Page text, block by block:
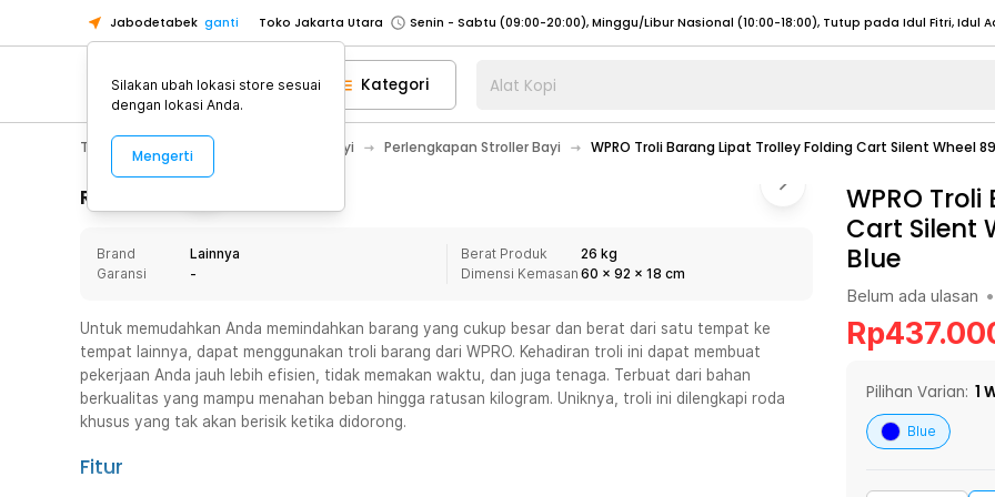
Jabodetabek ganti Toko Jakarta Utara
Toko Tangerang
Toko Cikupa
Pick n Go Jakarta Barat
Senin - Jumat (07:00 - 20:00), Sabtu - Minggu (08:00 - 20:00), Tutup pada Idul Fitri
Pick n Go Bekasi
Senin - Jumat (08:00 - 20:00), Sabtu - Minggu/ Libur Nasional (08:00 - 17:00) Selengkapnya
Senin - Jumat (08:00 - 20:00), Sabtu - Minggu/ Libur Nasional (08:00 - 17:00) Selengkapnya
Senin - Sabtu (09:00-20:00), Minggu/Libur Nasional (12:00-20:00), Tutup pada Idul Fitri
Senin - Sabtu (09:00-20:00), Minggu/Libur Nasional (12:00-20:00), Tutup pada Idul Fitri
Toko Tangerang
Toko Cikupa
Pick n Go Jakarta Barat
Senin - Jumat (07:00 - 20:00), Sabtu - Minggu (08:00 - 20:00), Tutup pada Idul Fitri
Pick n Go Bekasi
Senin - Jumat (08:00 - 20:00), Sabtu - Minggu/ Libur Nasional (08:00 - 17:00) Selengkapnya
Kategori Alat Kopi
Toys, Kids & Baby Perlengkapan Bayi Perlengkapan Stroller Bayi WPRO Troli Barang Lipat Trolley Folding Cart Silent Wheel
Rincian Produk
Brand
Lainnya
Garansi
-
Berat Produk
26 kg
Dimensi Kemasan 60 x 92 x 18 cm
Untuk memudahkan Anda memindahkan barang yang cukup besar dan berat dari satu tempat ke
tempat lainnya, dapat menggunakan troli barang dari WPRO. Kehadiran troli ini dapat membuat
pekerjaan Anda jauh lebih efisien, tidak memakan waktu, dan juga tenaga. Terbuat dari bahan
berkualitas yang mampu menahan beban hingga ratusan kilogram. Uniknya, troli ini dilengkapi roda
khusus yang tak akan berisik ketika didorong.
Fitur
WPRO
Cart Silent
Blue
Belum ada ulasan •
Rp
Pilihan Varian: 1
Blue
Silakan ubah lokasi store sesuai
dengan lokasi Anda.
Mengerti